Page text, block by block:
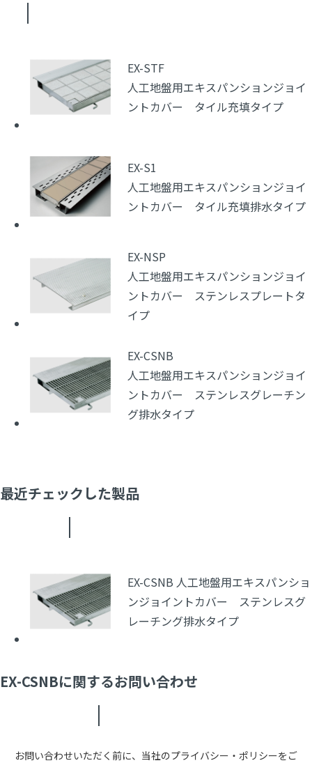
EX-STF
人工地盤用エキスパンションジョイ
ントカバー タイル充填タイプ
EX-S1
人工地盤用エキスパンションジョイ
ントカバー タイル充填排水タイプ
EX-NSP
人工地盤用エキスパンションジョイ
ントカバー ステンレスプレートタ
イプ
EX-CSNB
人工地盤用エキスパンションジョイ
ントカバー ステンレスグレーチン
グ排水タイプ
最近チェックした製品
EX-CSNB 人工地盤用エキスパンショ
ンジョイントカバー ステンレスグ
レーチング排水タイプ
EX-CSNBに関するお問い合わせ
お問い合わせいただく前に、当社のプライバシー・ポリシーをご